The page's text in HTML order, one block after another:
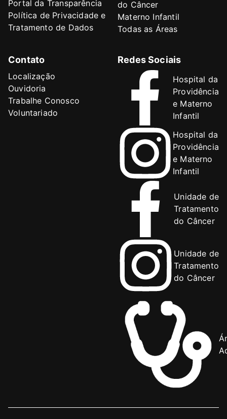
Portal da Transparência
Política de Privacidade e
Tratamento de Dados
do Câncer
Materno Infantil
Todas as Áreas
Contato
Localização
Ouvidoria
Trabalhe Conosco
Voluntariado
Redes Sociais
Hospital da
Providência
e Materno
Infantil
Hospital da
Providência
e Materno
Infantil
Unidade de
Tratamento
do Câncer
Unidade de
Tratamento
do Câncer